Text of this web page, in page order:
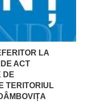
LA
ACT
DE
TERITORIUL